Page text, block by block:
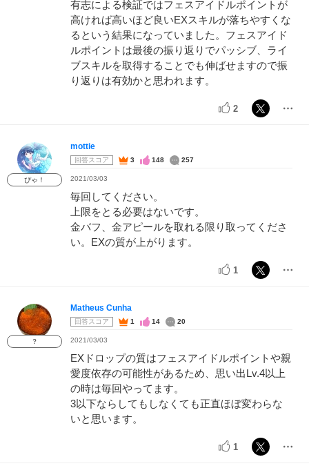
有志による検証ではフェスアイドルポイントが
高ければ高いほど良いEXスキルが落ちやすくな
るという結果になっていました。フェスアイド
ルポイントは最後の振り返りでパッシブ、ライ
ブスキルを取得することでも伸ばせますので振
り返りは有効かと思われます。
2
ぴゃ！
mottie
回答スコア 3 148 257
2021/03/03
毎回してください。
上限をとる必要はないです。
金バフ、金アピールを取れる限り取ってくださ
い。EXの質が上がります。
1
？
Matheus Cunha
回答スコア 1 14 20
2021/03/03
EXドロップの質はフェスアイドルポイントや親
愛度依存の可能性があるため、思い出Lv.4以上
の時は毎回やってます。
3以下ならしてもしなくても正直ほぼ変わらな
いと思います。
1